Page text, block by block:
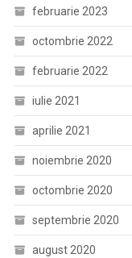
februarie 2023
octombrie 2022
februarie 2022
iulie 2021
aprilie 2021
noiembrie 2020
octombrie 2020
septembrie 2020
august 2020